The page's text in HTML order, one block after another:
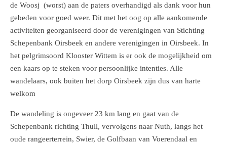
de Woosj (worst) aan de paters overhandigd als dank voor hun
gebeden voor goed weer. Dit met het oog op alle aankomende
activiteiten georganiseerd door de verenigingen van Stichting
Schepenbank Oirsbeek en andere verenigingen in Oirsbeek. In
het pelgrimsoord Klooster Wittem is er ook de mogelijkheid om
een kaars op te steken voor persoonlijke intenties. Alle
wandelaars, ook buiten het dorp Oirsbeek zijn dus van harte
welkom
De wandeling is ongeveer 23 km lang en gaat van de
Schepenbank richting Thull, vervolgens naar Nuth, langs het
oude rangeerterrein, Swier, de Golfbaan van Voerendaal en